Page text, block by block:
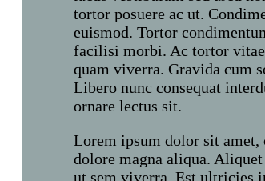
tortor posuere ac ut.
euismod. Tortor
facilisi morbi. Ac tortor vitae
quam viverra. Gravida cum
Libero nunc consequat
ornare lectus sit.
Lorem ipsum dolor sit amet,
dolore magna aliqua.
ut sem viverra. Est ultricies